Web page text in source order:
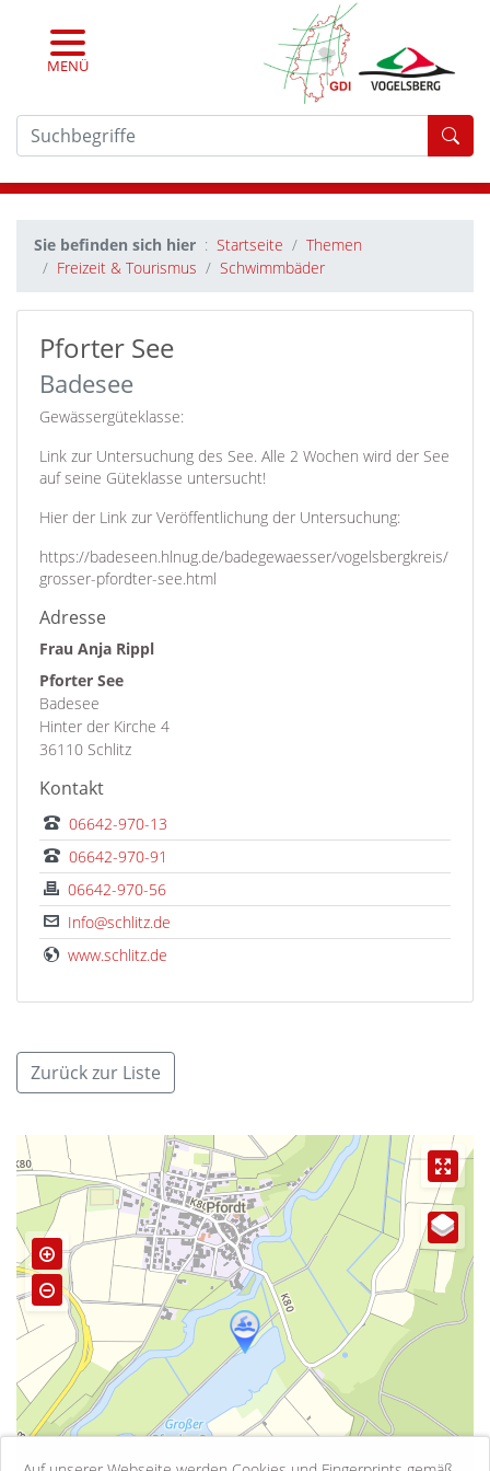
MENÜ
Sie befinden sich hier Startseite
Themen
Freizeit & Tourismus
Schwimmbäder
Pforter See
Badesee
Gewässergüteklasse:
Link zur Untersuchung des See. Alle 2 Wochen wird der See
auf seine Güteklasse untersucht!
Hier der Link zur Veröffentlichung der Untersuchung:
https://badeseen.hlnug.de/badegewaesser/vogelsbergkreis/
grosser-pfordter-see.html
Adresse
Frau Anja Rippl
Pforter See
Badesee
Hinter der Kirche 4
36110 Schlitz
Kontakt
06642-970-13
06642-970-91
06642-970-56
Info@schlitz.de
www.schlitz.de
Zurück zur Liste